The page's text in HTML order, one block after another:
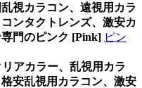
視カラコン、遠視用カラ
ンタクトレンズ、激安カ
門のピンク [Pink] ピン
アカラー、乱視用カラ
安乱視用カラコン、激安